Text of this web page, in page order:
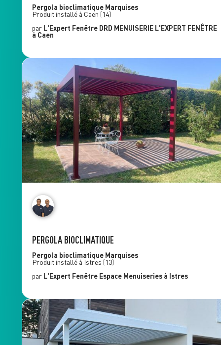
Pergola bioclimatique Marquises
Produit installé à Caen (14)
par L'Expert Fenêtre DRD MENUISERIE L'EXPERT FENÊTRE
à Caen
PERGOLA BIOCLIMATIQUE
Pergola bioclimatique Marquises
Produit installé à Istres (13)
par L'Expert Fenêtre Espace Menuiseries à Istres